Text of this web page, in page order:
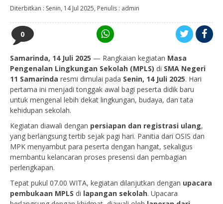
Diterbitkan : Senin, 14 Jul 2025, Penulis : admin
0
Samarinda, 14 Juli 2025 — Rangkaian kegiatan Masa
Pengenalan Lingkungan Sekolah (MPLS) di SMA Negeri
11 Samarinda resmi dimulai pada Senin, 14 Juli 2025. Hari
pertama ini menjadi tonggak awal bagi peserta didik baru
untuk mengenal lebih dekat lingkungan, budaya, dan tata
kehidupan sekolah.
Kegiatan diawali dengan persiapan dan registrasi ulang,
yang berlangsung tertib sejak pagi hari. Panitia dari OSIS dan
MPK menyambut para peserta dengan hangat, sekaligus
membantu kelancaran proses presensi dan pembagian
perlengkapan.
Tepat pukul 07.00 WITA, kegiatan dilanjutkan dengan upacara
pembukaan MPLS di lapangan sekolah. Upacara